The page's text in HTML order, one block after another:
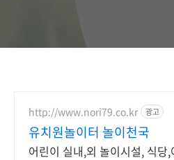
http://www.nori79.co.kr 광고
유치원놀이터 놀이천국
어린이 실내,외 놀이시설, 식